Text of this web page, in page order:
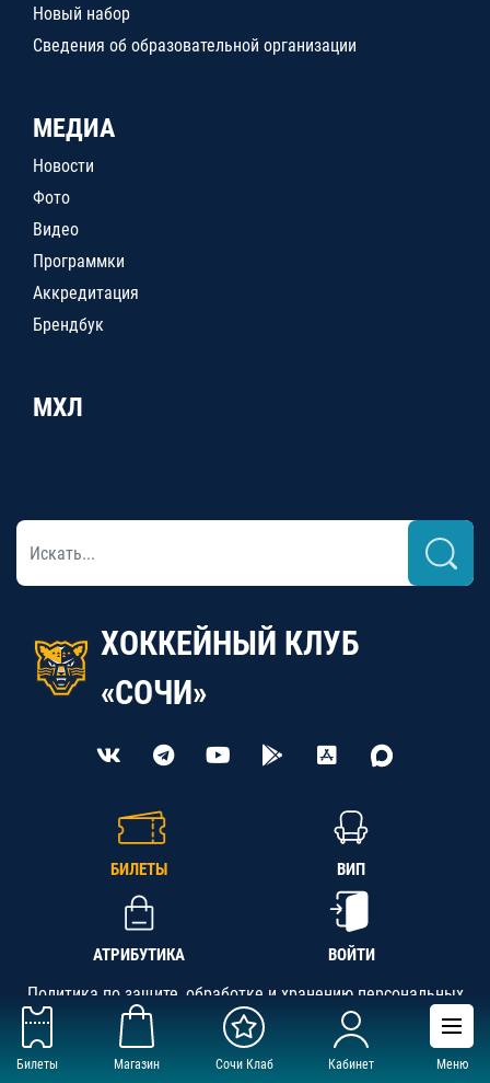
Билеты Магазин Сочи Клаб Кабинет Меню
Новый набор
Сведения об образовательной организации
МЕДИА
Новости
Фото
Видео
Программки
Аккредитация
Брендбук
МХЛ
ХОККЕЙНЫЙ КЛУБ
«СОЧИ»
БИЛЕТЫ ВИП
АТРИБУТИКА ВОЙТИ
Политика по защите, обработке и хранению персональных
данных
АНО «СК «Кубань-Регион», ОГРН 1142300002349,